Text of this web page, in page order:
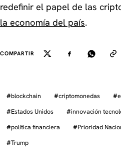
redefinir el papel de las
la economía del país.
COMPARTIR
#blockchain #criptomonedas #
#Estados Unidos #innovación
#política financiera #Prioridad
#Trump